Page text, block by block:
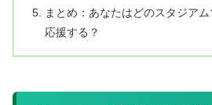
まとめ：あなたはどのスタジア
応援する？